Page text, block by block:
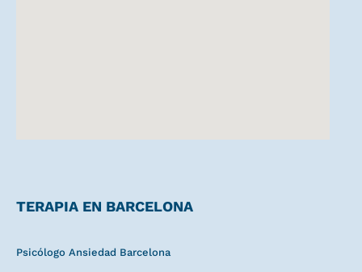
TERAPIA EN BARCELONA
Psicólogo Ansiedad Barcelona